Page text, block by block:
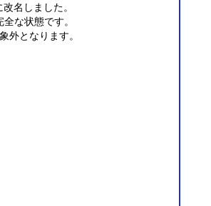
名しました。
な状態です。
外となります。